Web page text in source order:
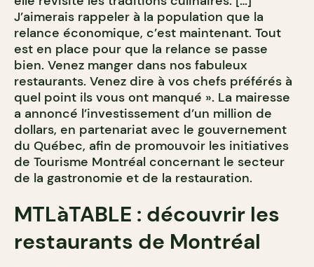
J’aimerais rappeler à la population que la
relance économique, c’est maintenant. Tout
est en place pour que la relance se passe
bien. Venez manger dans nos fabuleux
restaurants. Venez dire à vos chefs préférés à
quel point ils vous ont manqué ». La mairesse
a annoncé l’investissement d’un million de
dollars, en partenariat avec le gouvernement
du Québec, afin de promouvoir les initiatives
de Tourisme Montréal concernant le secteur
de la gastronomie et de la restauration.
MTLàTABLE : découvrir les
restaurants de Montréal